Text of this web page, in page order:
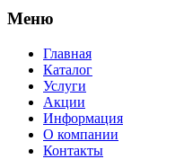
Меню
Главная
Каталог
Услуги
Акции
Информация
О компании
Контакты